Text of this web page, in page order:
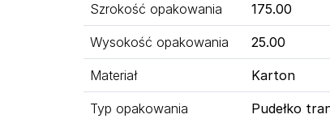
Szrokość opakowania 175.00
Wysokość opakowania 25.00
Materiał Karton
Typ opakowania Pudełko